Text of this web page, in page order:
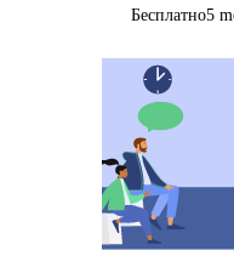
Бесплатно5